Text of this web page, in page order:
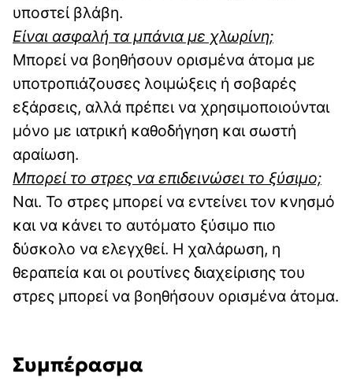
υποστεί βλάβη.
Είναι ασφαλή τα μπάνια με χλωρίνη;
Μπορεί να βοηθήσουν ορισμένα άτομα με
υποτροπιάζουσες λοιμώξεις ή σοβαρές
εξάρσεις, αλλά πρέπει να χρησιμοποιούνται
μόνο με ιατρική καθοδήγηση και σωστή
αραίωση.
Μπορεί το στρες να επιδεινώσει το ξύσιμο;
Ναι. Το στρες μπορεί να εντείνει τον κνησμό
και να κάνει το αυτόματο ξύσιμο πιο
δύσκολο να ελεγχθεί. Η χαλάρωση, η
θεραπεία και οι ρουτίνες διαχείρισης του
στρες μπορεί να βοηθήσουν ορισμένα άτομα.
Συμπέρασμα